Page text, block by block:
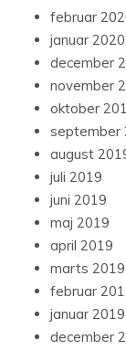
februar
januar 2020
december
november
oktober
september
august
juli 2019
juni 2019
maj 2019
april 2019
marts 2019
februar
januar 2019
december